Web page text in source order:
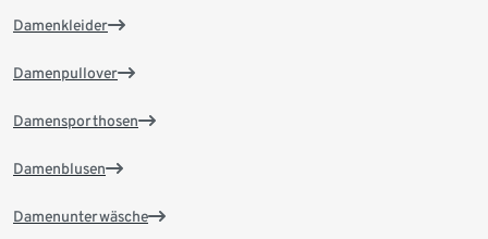
Damenkleider
Damenpullover
Damensporthosen
Damenblusen
Damenunterwäsche